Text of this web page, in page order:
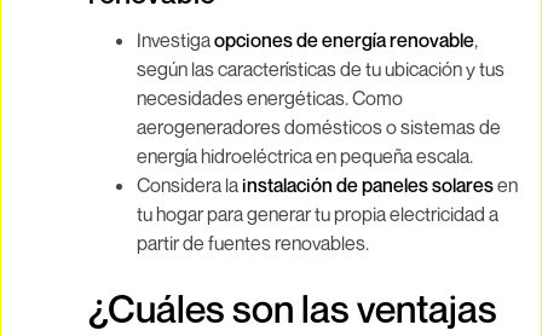
Investigaopciones de energía renovable,
según las características de tu ubicación y tus
necesidades energéticas. Como
aerogeneradores domésticos o sistemas de
energía hidroeléctrica en pequeña escala.
Considera la instalación de paneles solaresen
tu hogar para generar tu propia electricidad a
partir de fuentes renovables.
¿Cuáles son las ventajas